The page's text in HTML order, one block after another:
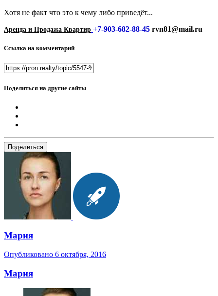
Хотя не факт что это к чему либо приведёт...
Аренда и Продажа Квартир +7-903-682-88-45 rvn81@mail.ru
Ссылка на комментарий
Поделиться на другие сайты
Поделиться
Мария
Опубликовано 6 октября, 2016
Мария